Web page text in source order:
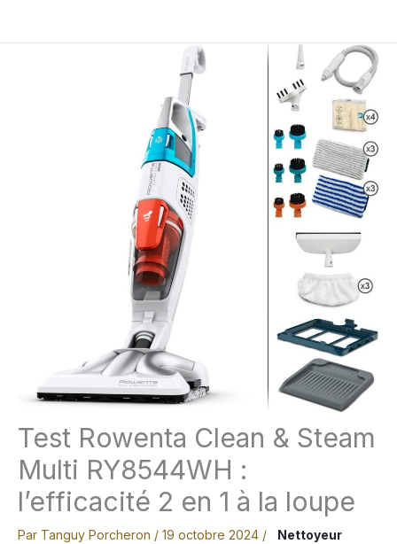
Test Rowenta Clean & Steam
Multi RY8544WH :
l’efficacité 2 en 1 à la loupe
Par Tanguy Porcheron / 19 octobre 2024 /
Nettoyeur